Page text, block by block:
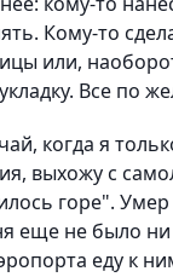
Кому-то
или,
Все по
когда я
выхожу с
горе".
еще не было
еду к